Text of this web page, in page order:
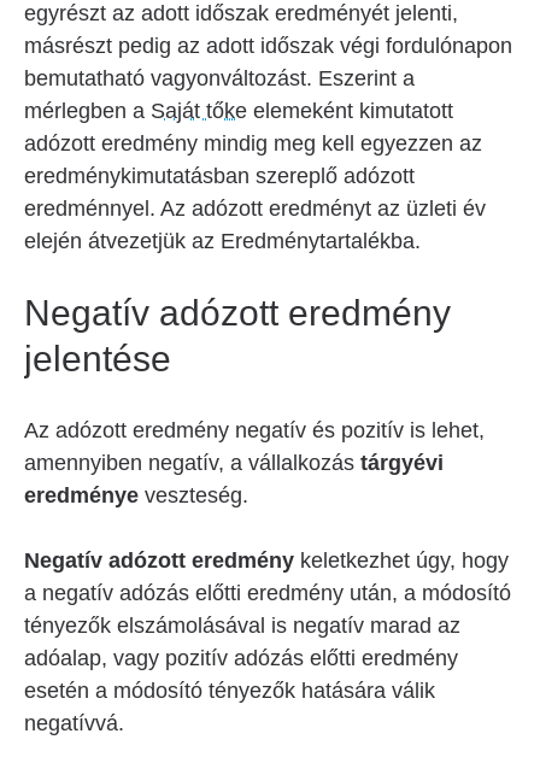
egyrészt az adott időszak eredményét jelenti,
másrészt pedig az adott időszak végi fordulónapon
bemutatható vagyonváltozást. Eszerint a
mérlegben a Saját tőke elemeként kimutatott
adózott eredmény mindig meg kell egyezzen az
eredménykimutatásban szereplő adózott
eredménnyel. Az adózott eredményt az üzleti év
elején átvezetjük az Eredménytartalékba.
Negatív adózott eredmény
jelentése
Az adózott eredmény negatív és pozitív is lehet,
amennyiben negatív, a vállalkozás tárgyévi
eredménye veszteség.
Negatív adózott eredmény keletkezhet úgy, hogy
a negatív adózás előtti eredmény után, a módosító
tényezők elszámolásával is negatív marad az
adóalap, vagy pozitív adózás előtti eredmény
esetén a módosító tényezők hatására válik
negatívvá.